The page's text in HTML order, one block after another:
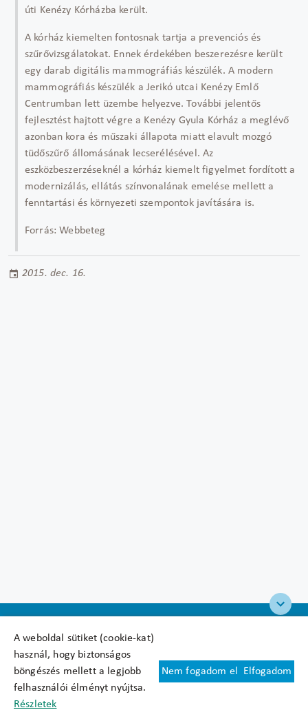
A weboldal sütiket (cookie-kat)
használ, hogy biztonságos
böngészés mellett a legjobb
felhasználói élményt nyújtsa.
Részletek
Nem fogadom el Elfogadom
úti Kenézy Kórházba került.
A kórház kiemelten fontosnak tartja a prevenciós és
szűrővizsgálatokat. Ennek érdekében beszerezésre került
egy darab digitális mammográfiás készülék. A modern
mammográfiás készülék a Jerikó utcai Kenézy Emlő
Centrumban lett üzembe helyezve. További jelentős
fejlesztést hajtott végre a Kenézy Gyula Kórház a meglévő
azonban kora és műszaki állapota miatt elavult mozgó
tüdőszűrő állomásának lecserélésével. Az
eszközbeszerzéseknél a kórház kiemelt figyelmet fordított a
modernizálás, ellátás színvonalának emelése mellett a
fenntartási és környezeti szempontok javítására is.
Forrás: Webbeteg
2015. dec. 16.
Felhasználási feltételek